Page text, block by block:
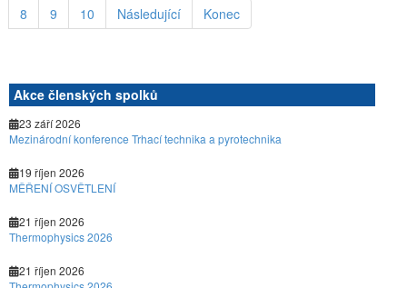
8
9 10 Následující Konec
Akce členských spolků
23 září 2026
Mezinárodní konference Trhací technika a pyrotechnika
19 říjen 2026
MĚŘENÍ OSVĚTLENÍ
21 říjen 2026
Thermophysics 2026
21 říjen 2026